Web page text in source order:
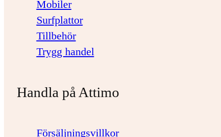
Mobiler
Surfplattor
Tillbehör
Trygg handel
Handla på Attimo
Försäljningsvillkor